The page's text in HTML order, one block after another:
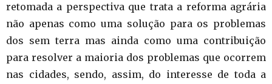
retomada a perspectiva que trata a reforma agrária
não apenas como uma solução para os problemas
dos sem terra mas ainda como uma contribuição
para resolver a maioria dos problemas que ocorrem
nas cidades, sendo, assim, do interesse de toda a